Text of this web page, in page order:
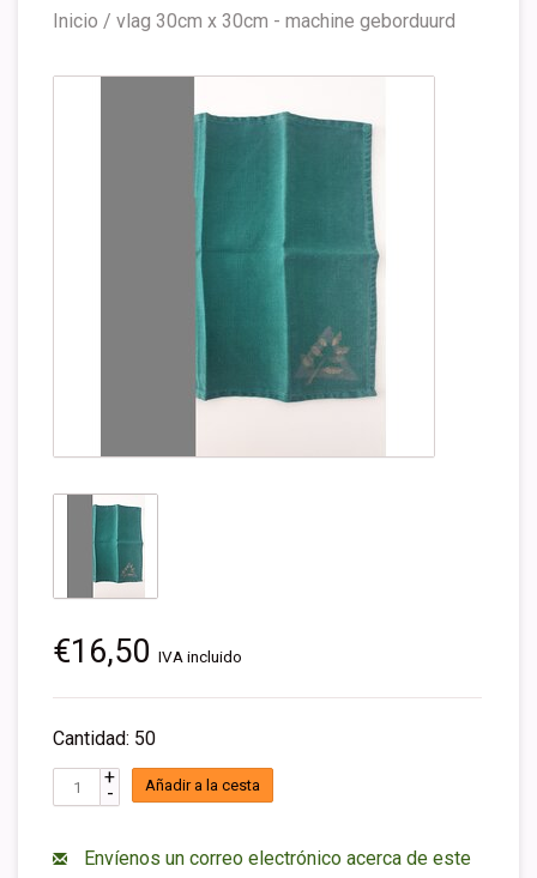
Inicio / vlag 30cm x 30cm - machine geborduurd
€16,50 IVA incluido
Cantidad: 50
+
- Añadir a la cesta
Envíenos un correo electrónico acerca de este